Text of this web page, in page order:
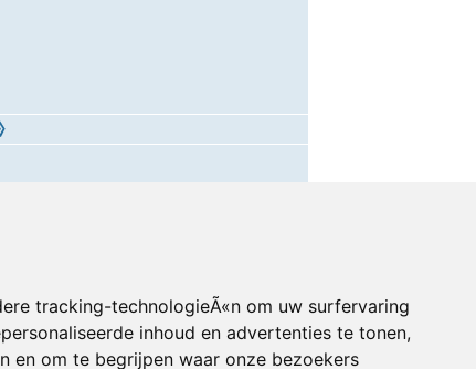
tracking-technologieÃ«n om uw surfervaring
inhoud en advertenties te tonen,
en om te begrijpen waar onze bezoekers